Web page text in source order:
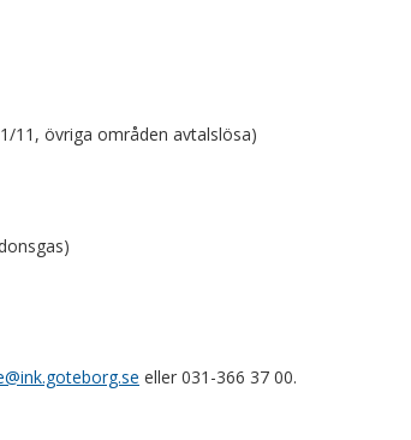
11, övriga områden avtalslösa)
eller 031-366 37 00.